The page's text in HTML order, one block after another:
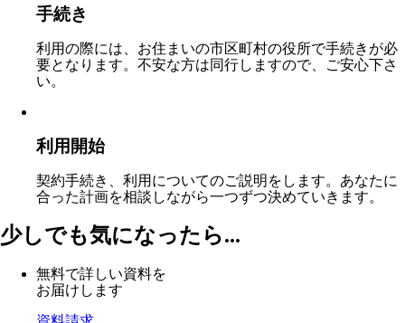
手続き
利用の際には、お住まいの市区町村の役所で手続きが必
要となります。不安な方は同行しますので、ご安心下さ
い。
利用開始
契約手続き、利用についてのご説明をします。あなたに
合った計画を相談しながら一つずつ決めていきます。
少しでも気になったら...
無料で詳しい資料を
お届けします